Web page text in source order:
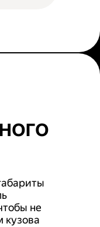
не
кузова